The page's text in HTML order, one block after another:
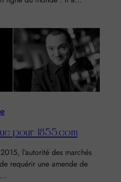
pour 1855.com
l’autorité des marchés
requérir une amende de